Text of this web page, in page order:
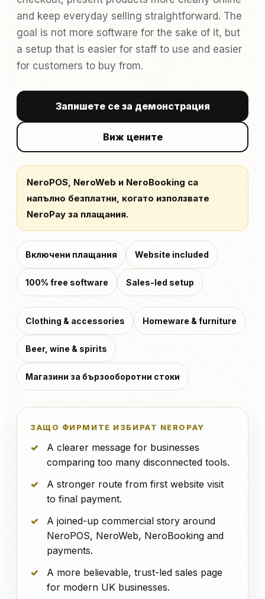
and keep everyday selling straightforward. The
goal is not more software for the sake of it, but
a setup that is easier for staff to use and easier
for customers to buy from.
Запишете се за демонстрация
Виж цените
NeroPOS, NeroWeb и NeroBooking са
напълно безплатни, когато използвате
NeroPay за плащания.
Включени плащания Website included
100% free software Sales-led setup
Clothing & accessories Homeware & furniture
Beer, wine & spirits
Магазини за бързооборотни стоки
ЗАЩО ФИРМИТЕ ИЗБИРАТ NEROPAY
A clearer message for businesses
comparing too many disconnected tools.
A stronger route from first website visit
to final payment.
A joined-up commercial story around
NeroPOS, NeroWeb, NeroBooking and
payments.
A more believable, trust-led sales page
for modern UK businesses.